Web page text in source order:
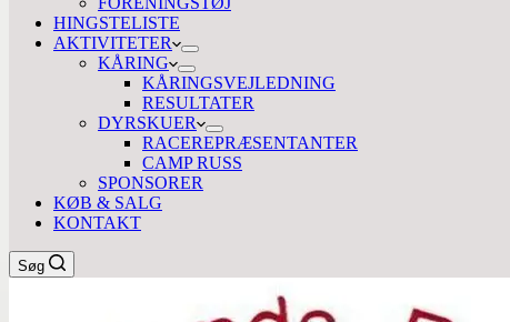
HINGSTELISTE
AKTIVITETER
KÅRING
KÅRINGSVEJLEDNING
RESULTATER
DYRSKUER
RACEREPRÆSENTANTER
CAMP RUSS
SPONSORER
KØB & SALG
KONTAKT
Søg